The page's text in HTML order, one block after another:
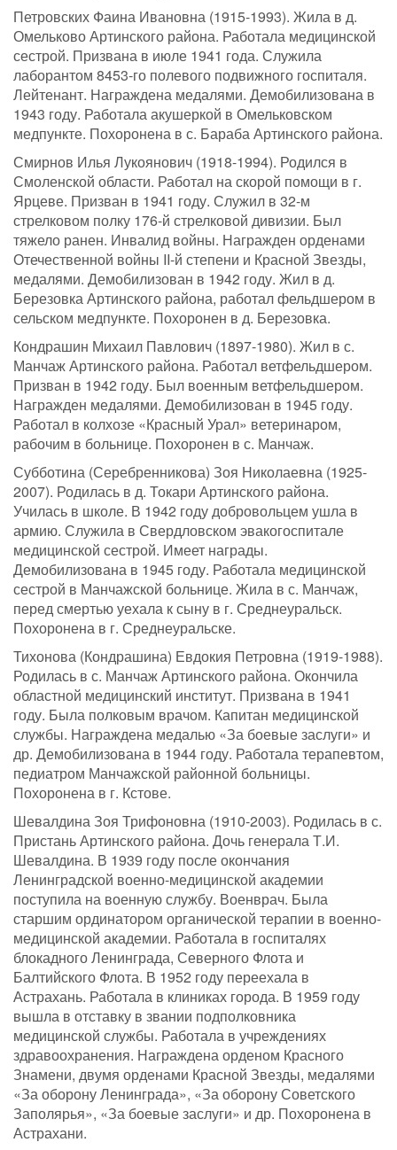
Петровских Фаина Ивановна (1915-1993). Жила в д.
Омельково Артинского района. Работала медицинской
сестрой. Призвана в июле 1941 года. Служила
лаборантом 8453-го полевого подвижного госпиталя.
Лейтенант. Награждена медалями. Демобилизована в
1943 году. Работала акушеркой в Омельковском
медпункте. Похоронена в с. Бараба Артинского района.
Смирнов Илья Лукоянович (1918-1994). Родился в
Смоленской области. Работал на скорой помощи в г.
Ярцеве. Призван в 1941 году. Служил в 32-м
стрелковом полку 176-й стрелковой дивизии. Был
тяжело ранен. Инвалид войны. Награжден орденами
Отечественной войны II-й степени и Красной Звезды,
медалями. Демобилизован в 1942 году. Жил в д.
Березовка Артинского района, работал фельдшером в
сельском медпункте. Похоронен в д. Березовка.
Кондрашин Михаил Павлович (1897-1980). Жил в с.
Манчаж Артинского района. Работал ветфельдшером.
Призван в 1942 году. Был военным ветфельдшером.
Награжден медалями. Демобилизован в 1945 году.
Работал в колхозе «Красный Урал» ветеринаром,
рабочим в больнице. Похоронен в с. Манчаж.
Субботина (Серебренникова) Зоя Николаевна (1925-
2007). Родилась в д. Токари Артинского района.
Училась в школе. В 1942 году добровольцем ушла в
армию. Служила в Свердловском эвакогоспитале
медицинской сестрой. Имеет награды.
Демобилизована в 1945 году. Работала медицинской
сестрой в Манчажской больнице. Жила в с. Манчаж,
перед смертью уехала к сыну в г. Среднеуральск.
Похоронена в г. Среднеуральске.
Тихонова (Кондрашина) Евдокия Петровна (1919-1988).
Родилась в с. Манчаж Артинского района. Окончила
областной медицинский институт. Призвана в 1941
году. Была полковым врачом. Капитан медицинской
службы. Награждена медалью «За боевые заслуги» и
др. Демобилизована в 1944 году. Работала терапевтом,
педиатром Манчажской районной больницы.
Похоронена в г. Кстове.
Шевалдина Зоя Трифоновна (1910-2003). Родилась в с.
Пристань Артинского района. Дочь генерала Т.И.
Шевалдина. В 1939 году после окончания
Ленинградской военно-медицинской академии
поступила на военную службу. Военврач. Была
старшим ординатором органической терапии в военно-
медицинской академии. Работала в госпиталях
блокадного Ленинграда, Северного Флота и
Балтийского Флота. В 1952 году переехала в
Астрахань. Работала в клиниках города. В 1959 году
вышла в отставку в звании подполковника
медицинской службы. Работала в учреждениях
здравоохранения. Награждена орденом Красного
Знамени, двумя орденами Красной Звезды, медалями
«За оборону Ленинграда», «За оборону Советского
Заполярья», «За боевые заслуги» и др. Похоронена в
Астрахани.